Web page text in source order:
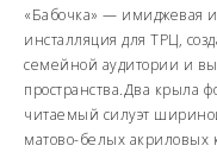
«Бабочка» — имиджевая
инсталляция для ТРЦ,
семейной аудитории и
пространства.Два крыла
читаемый силуэт
матово-белых